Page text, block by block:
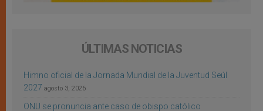
ÚLTIMAS NOTICIAS
Himno oficial de la Jornada Mundial de la Juventud Seúl
2027 agosto 3, 2026
ONU se pronuncia ante caso de obispo católico